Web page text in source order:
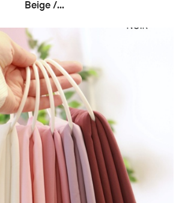
Beige /...